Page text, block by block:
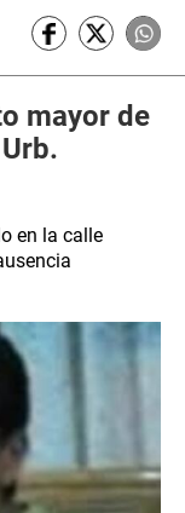
mayor de
en la calle